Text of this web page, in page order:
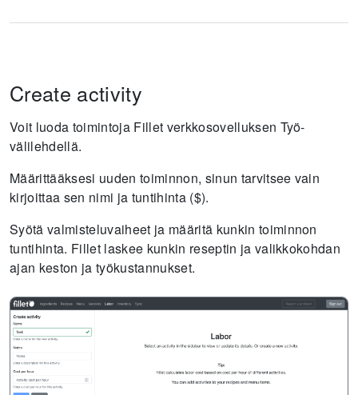
Create activity
Voit luoda toimintoja Fillet verkkosovelluksen Työ-
välilehdellä.
Määrittääksesi uuden toiminnon, sinun tarvitsee vain
kirjoittaa sen nimi ja tuntihinta ($).
Syötä valmisteluvaiheet ja määritä kunkin toiminnon
tuntihinta. Fillet laskee kunkin reseptin ja valikkokohdan
ajan keston ja työkustannukset.